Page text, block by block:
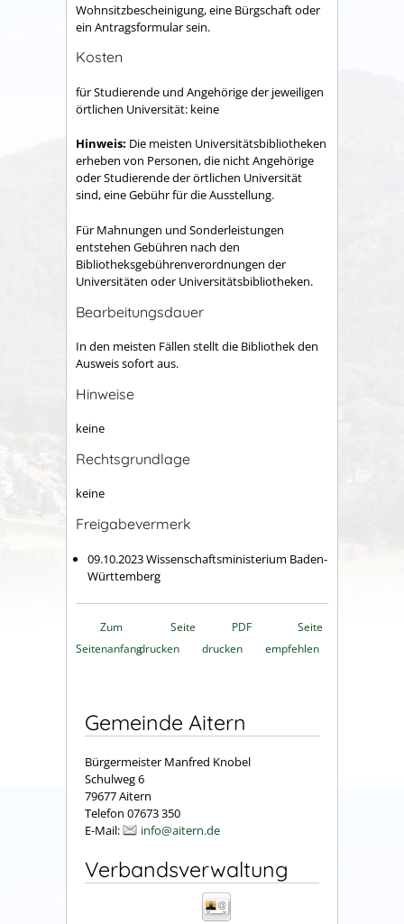
Wohnsitzbescheinigung, eine Bürgschaft oder
ein Antragsformular sein.
Kosten
für Studierende und Angehörige der jeweiligen
örtlichen Universität: keine
Hinweis: Die meisten Universitätsbibliotheken
erheben von Personen, die nicht Angehörige
oder Studierende der örtlichen Universität
sind, eine Gebühr für die Ausstellung.
Für Mahnungen und Sonderleistungen
entstehen Gebühren nach den
Bibliotheksgebührenverordnungen der
Universitäten oder Universitätsbibliotheken.
Bearbeitungsdauer
In den meisten Fällen stellt die Bibliothek den
Ausweis sofort aus.
Hinweise
keine
Rechtsgrundlage
keine
Freigabevermerk
09.10.2023 Wissenschaftsministerium Baden-
Württemberg
Zum
Seitenanfang
Seite
drucken
PDF
drucken
Seite
empfehlen
Gemeinde Aitern
Bürgermeister Manfred Knobel
Schulweg 6
79677 Aitern
Telefon 07673 350
E-Mail:
info@aitern.de
Verbandsverwaltung